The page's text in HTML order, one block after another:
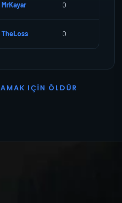
MrKayar 0
TheLoss 0
AMAK I ÇI N Ö L D Ü R